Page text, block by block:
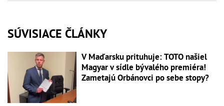
SÚVISIACE ČLÁNKY
V Maďarsku prituhuje: TOTO našiel
Magyar v sídle bývalého premiéra!
Zametajú Orbánovci po sebe stopy?